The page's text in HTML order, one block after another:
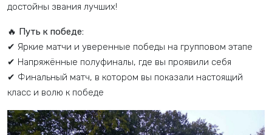
достойны звания лучших!
🔥 Путь к победе:
✔ Яркие матчи и уверенные победы на групповом этапе
✔ Напряжённые полуфиналы, где вы проявили себя
✔ Финальный матч, в котором вы показали настоящий
класс и волю к победе